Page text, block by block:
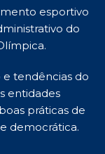
esportivo
do
e tendências do
entidades
práticas de
democrática.